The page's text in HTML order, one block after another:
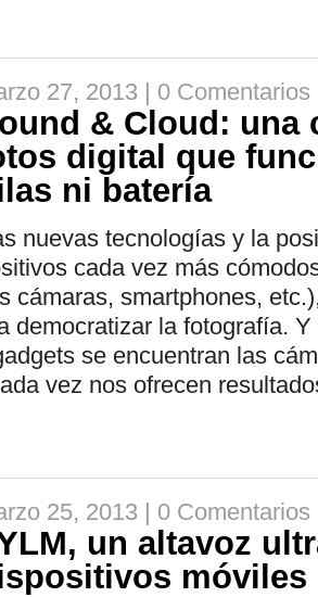
27, 2013 | 0 Comentarios
& Cloud: una
digital que
ni batería
nuevas tecnologías y la
cada vez más
cámaras, smartphones,
democratizar la fotografía.
se encuentran las
vez nos ofrecen
25, 2013 | 0 Comentarios
un altavoz
móviles